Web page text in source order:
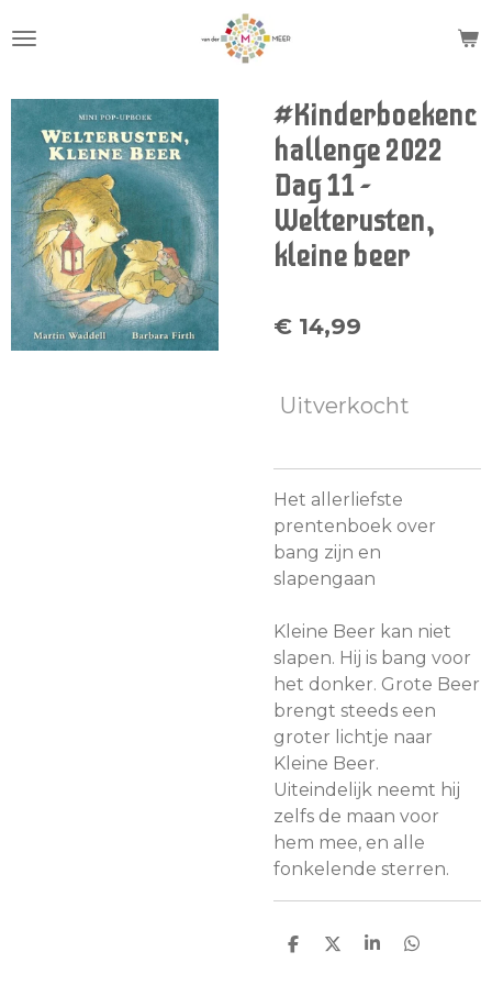
direct
de
hoofdinhoud
#Kinderboekenc
hallenge 2022
Dag 11 -
Welterusten,
kleine beer
€ 14,99
Uitverkocht
Het allerliefste
prentenboek over
bang zijn en
slapengaan
Kleine Beer kan niet
slapen. Hij is bang voor
het donker. Grote Beer
brengt steeds een
groter lichtje naar
Kleine Beer.
Uiteindelijk neemt hij
zelfs de maan voor
hem mee, en alle
fonkelende sterren.
D
D
S
D